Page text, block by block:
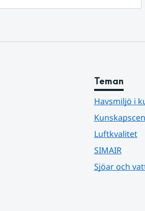
Teman
Havsmiljö i
Luftkvalitet
SIMAIR
Sjöar och